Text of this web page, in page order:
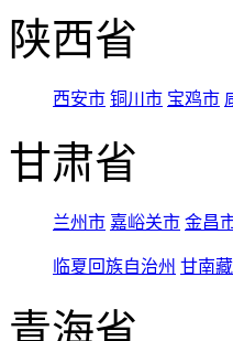
陕西省
西安市 铜川市 宝鸡市
甘肃省
兰州市 嘉峪关市 金昌
临夏回族自治州 甘南
青海省